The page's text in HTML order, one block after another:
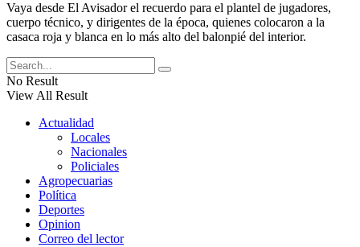
Vaya desde El Avisador el recuerdo para el plantel de jugadores,
cuerpo técnico, y dirigentes de la época, quienes colocaron a la
casaca roja y blanca en lo más alto del balonpié del interior.
No Result
View All Result
Actualidad
Locales
Nacionales
Policiales
Agropecuarias
Política
Deportes
Opinion
Correo del lector